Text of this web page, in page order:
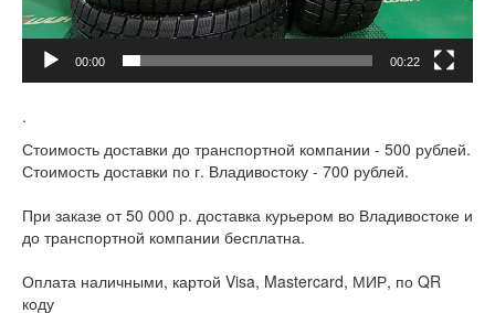
00:00 00:22
.
Стоимость доставки до транспортной компании - 500 рублей.
Стоимость доставки по г. Владивостоку - 700 рублей.
При заказе от 50 000 р. доставка курьером во Владивостоке и
до транспортной компании бесплатна.
Оплата наличными, картой Visa, Mastercard, МИР, по QR
коду